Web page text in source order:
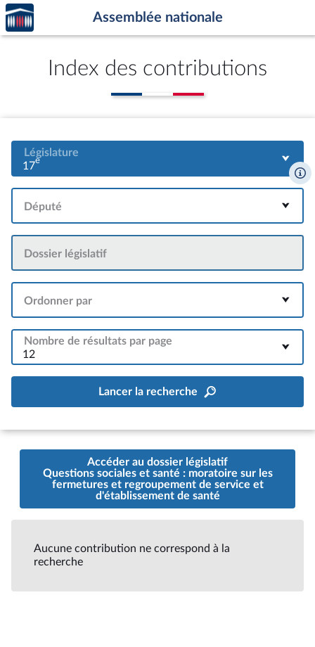
Aller au contenu
Aller en bas de la page
Accèder
à la
page
Assemblée nationale
Index des contributions
Législature
17e
Député
Dossier législatif
Ordonner par
Nombre de résultats par page
12
Lancer la recherche
Accéder au dossier législatif
Questions sociales et santé : moratoire sur les
fermetures et regroupement de service et
d'établissement de santé
Aucune contribution ne correspond à la
recherche